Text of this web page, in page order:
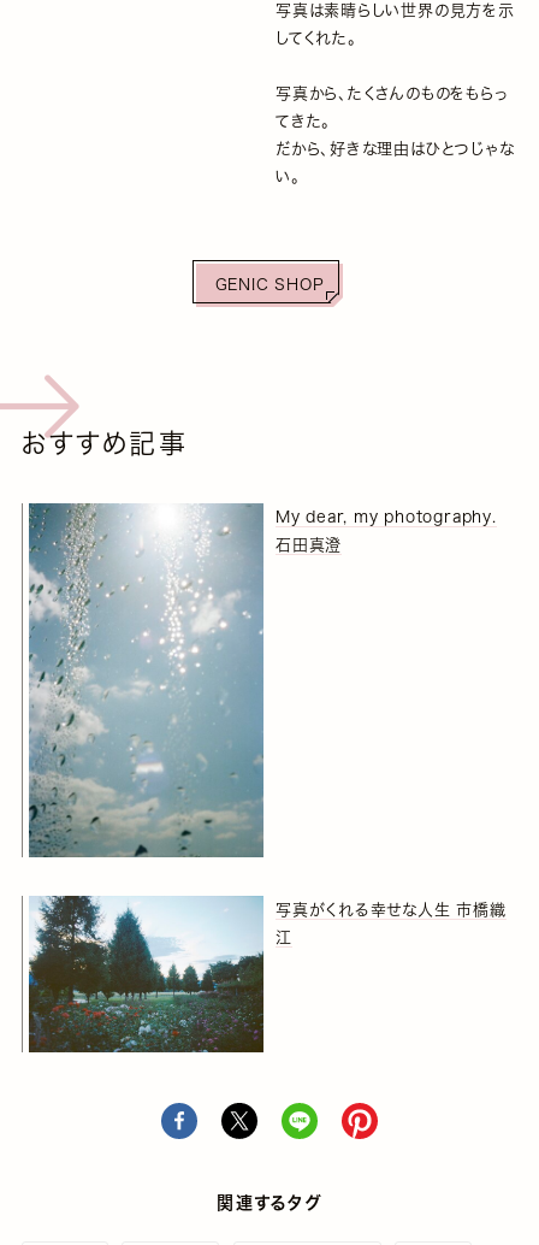
写真は素晴らしい世界の見方を示
してくれた。
写真から、たくさんのものをもらっ
てきた。
だから、好きな理由はひとつじゃな
い。
GENIC SHOP
おすすめ記事
My dear, my photography.
石田真澄
写真がくれる幸せな人生 市橋織
江
関連するタグ